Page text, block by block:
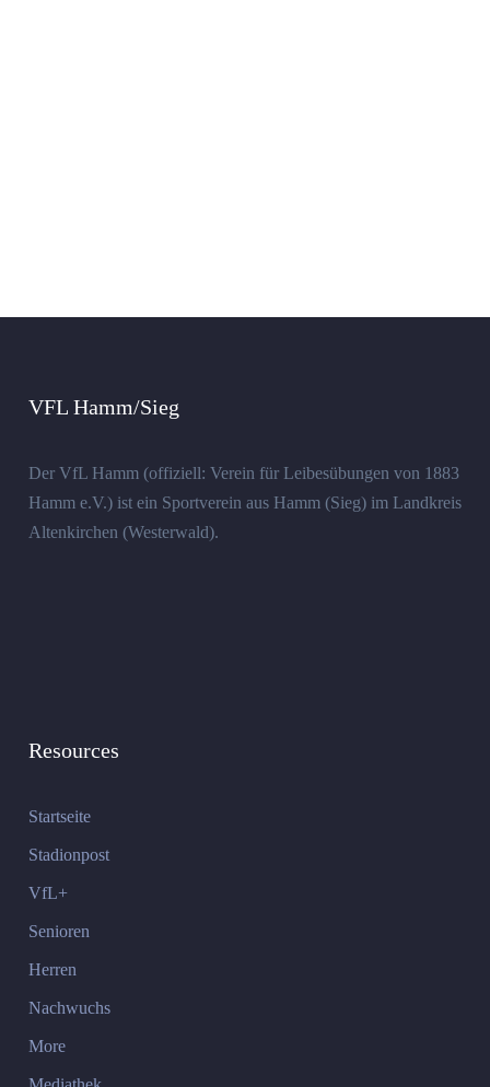
VFL Hamm/Sieg
Der VfL Hamm (offiziell: Verein für Leibesübungen von 1883
Hamm e.V.) ist ein Sportverein aus Hamm (Sieg) im Landkreis
Altenkirchen (Westerwald).
Resources
Startseite
Stadionpost
VfL+
Senioren
Herren
Nachwuchs
More